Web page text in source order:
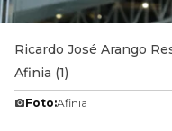
Ricardo José Arango
Afinia (1)
Foto:Afinia